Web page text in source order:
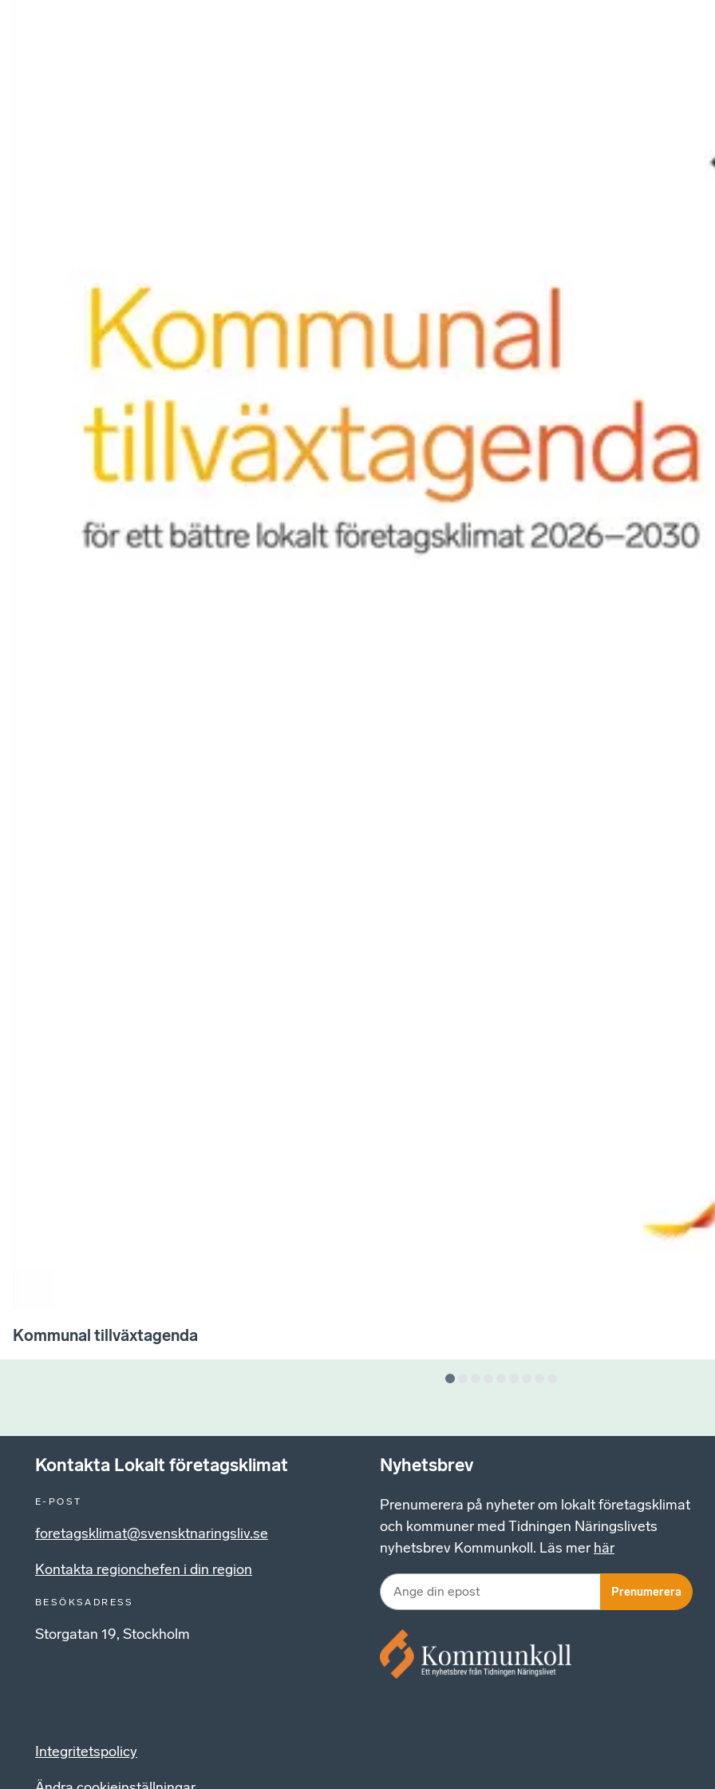
Kommunal tillväxtagenda
Kontakta Lokalt företagsklimat
E-POST
foretagsklimat@svensktnaringsliv.se
Kontakta regionchefen i din region
BESÖKSADRESS
Storgatan 19, Stockholm
Nyhetsbrev
Prenumerera på nyheter om lokalt företagsklimat
och kommuner med Tidningen Näringslivets
nyhetsbrev Kommunkoll. Läs mer här
Prenumerera
Integritetspolicy